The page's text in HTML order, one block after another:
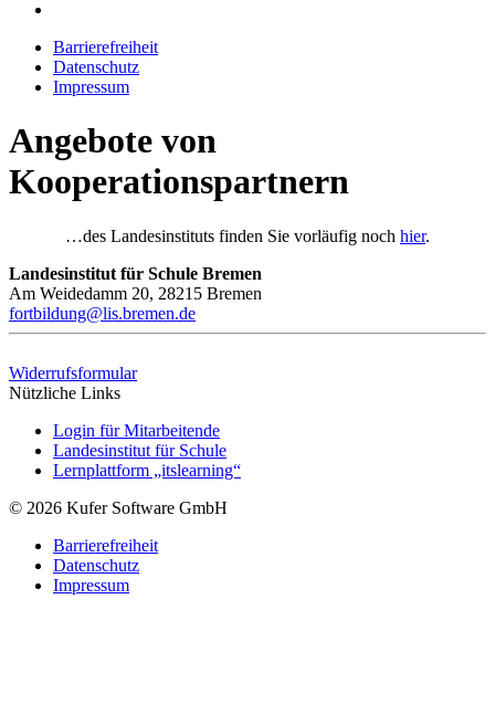
Barrierefreiheit
Datenschutz
Impressum
Angebote von
Kooperationspartnern
…des Landesinstituts finden Sie vorläufig noch hier.
Landesinstitut für Schule Bremen
Am Weidedamm 20, 28215 Bremen
fortbildung@lis.bremen.de
Widerrufsformular
Nützliche Links
Login für Mitarbeitende
Landesinstitut für Schule
Lernplattform „itslearning“
© 2026 Kufer Software GmbH
Barrierefreiheit
Datenschutz
Impressum